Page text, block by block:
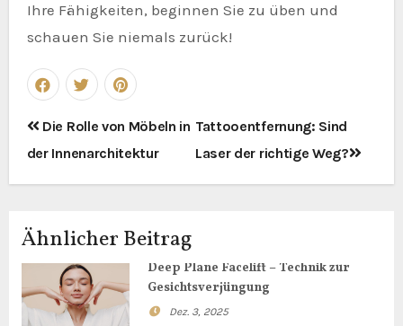
Ihre Fähigkeiten, beginnen Sie zu üben und
schauen Sie niemals zurück!
Beitragsnavigation
Die Rolle von Möbeln in
der Innenarchitektur
Tattooentfernung: Sind
Laser der richtige Weg?
Ähnlicher Beitrag
Deep Plane Facelift – Technik zur
Gesichtsverjüngung
Dez. 3, 2025